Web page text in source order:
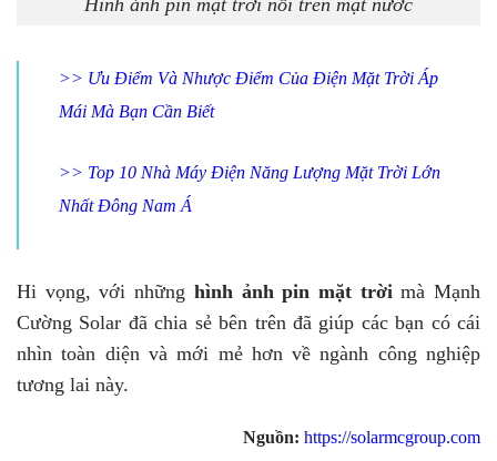
>> Ưu Điểm Và Nhược Điểm Của Điện Mặt Trời Áp
Mái Mà Bạn Cần Biết
>> Top 10 Nhà Máy Điện Năng Lượng Mặt Trời Lớn
Nhất Đông Nam Á
Hi vọng, với những hình ảnh pin mặt trờimà Mạnh
Cường Solar đã chia sẻ bên trên đã giúp các bạn có cái
nhìn toàn diện và mới mẻ hơn về ngành công nghiệp
tương lai này.
Nguồn: https://solarmcgroup.com